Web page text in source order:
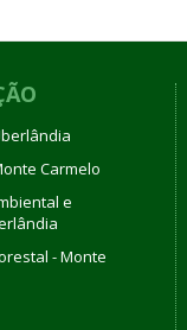
Carmelo
e
- Monte